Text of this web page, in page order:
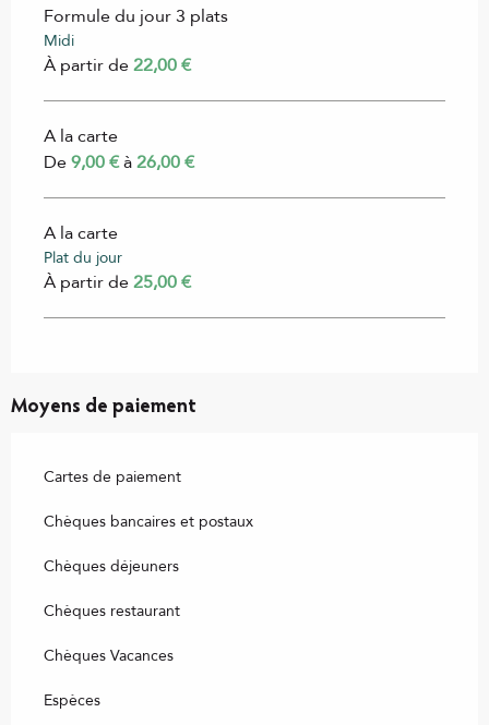
Formule du jour 3 plats
Midi
À partir de22,00 €
A la carte
De9,00 €à26,00 €
A la carte
Plat du jour
À partir de25,00 €
Moyens de paiement
Cartes de paiement
Chèques bancaires et postaux
Chèques déjeuners
Chèques restaurant
Chèques Vacances
Espèces